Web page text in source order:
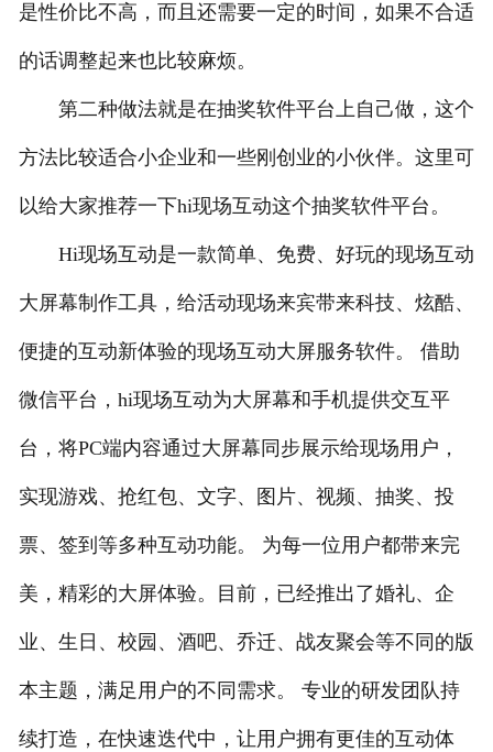
是性价比不高，而且还需要一定的时间，如果不合适
的话调整起来也比较麻烦。
第二种做法就是在抽奖软件平台上自己做，这个
方法比较适合小企业和一些刚创业的小伙伴。这里可
以给大家推荐一下hi现场互动这个抽奖软件平台。
Hi现场互动是一款简单、免费、好玩的现场互动
大屏幕制作工具，给活动现场来宾带来科技、炫酷、
便捷的互动新体验的现场互动大屏服务软件。 借助
微信平台，hi现场互动为大屏幕和手机提供交互平
台，将PC端内容通过大屏幕同步展示给现场用户，
实现游戏、抢红包、文字、图片、视频、抽奖、投
票、签到等多种互动功能。 为每一位用户都带来完
美，精彩的大屏体验。目前，已经推出了婚礼、企
业、生日、校园、酒吧、乔迁、战友聚会等不同的版
本主题，满足用户的不同需求。 专业的研发团队持
续打造，在快速迭代中，让用户拥有更佳的互动体